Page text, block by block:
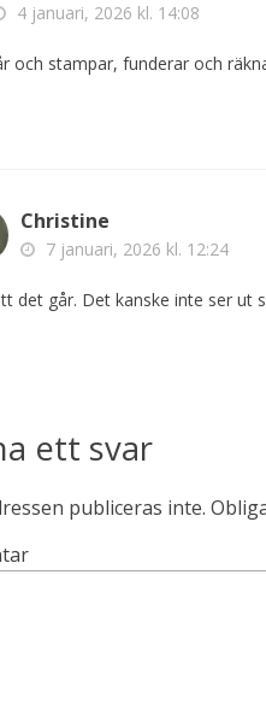
4 januari, 2026 kl. 14:08
och stampar, funderar och
Christine
7 januari, 2026 kl. 12:24
det går. Det kanske inte ser ut
ett svar
publiceras inte.